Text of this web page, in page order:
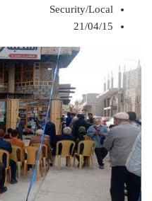
Security/Local
21/04/15